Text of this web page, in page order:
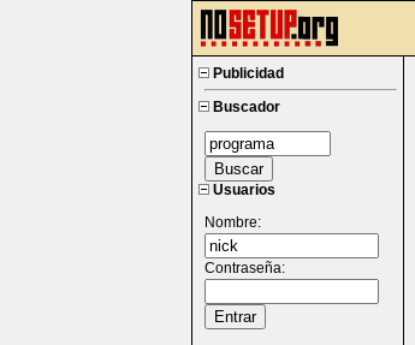
Publicidad
Buscador
Usuarios
Nombre:
Contraseña: